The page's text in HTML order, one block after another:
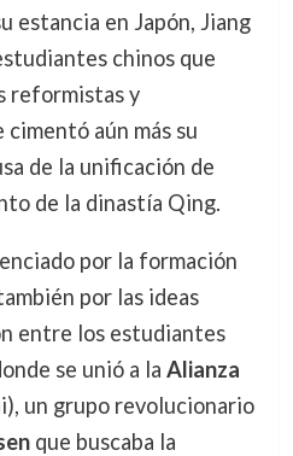
estancia en Japón, Jiang
chinos que
reformistas y
aún más su
de la unificación de
de la dinastía Qing.
por la formación
por las ideas
entre los estudiantes
se unió a la Alianza
un grupo revolucionario
que buscaba la